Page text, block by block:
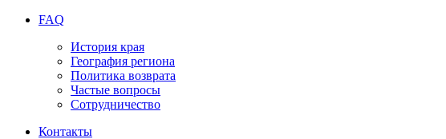
FAQ
История края
География региона
Политика возврата
Частые вопросы
Сотрудничество
Контакты